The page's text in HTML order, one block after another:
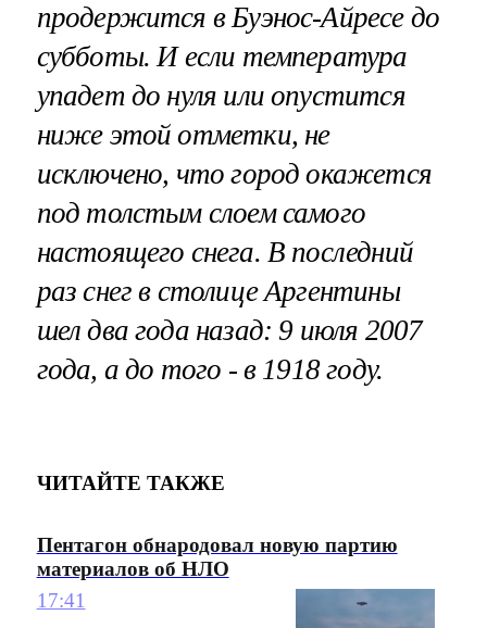
продержится в Буэнос-Айресе до
субботы. И если температура
упадет до нуля или опустится
ниже этой отметки, не
исключено, что город окажется
под толстым слоем самого
настоящего снега. В последний
раз снег в столице Аргентины
шел два года назад: 9 июля 2007
года, а до того - в 1918 году.
ЧИТАЙТЕ ТАКЖЕ
Пентагон обнародовал новую партию
материалов об НЛО
17:41